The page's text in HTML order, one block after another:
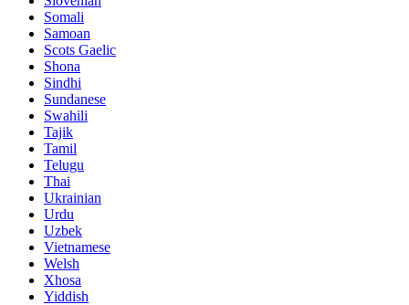
Somali
Samoan
Scots Gaelic
Shona
Sindhi
Sundanese
Swahili
Tajik
Tamil
Telugu
Thai
Ukrainian
Urdu
Uzbek
Vietnamese
Welsh
Xhosa
Yiddish